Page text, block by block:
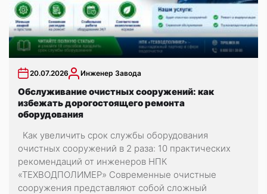
20.07.2026 Инженер Завода
Обслуживание очистных сооружений: как
избежать дорогостоящего ремонта
оборудования
Как увеличить срок службы оборудования
очистных сооружений в 2 раза: 10 практических
рекомендаций от инженеров НПК
«ТЕХВОДПОЛИМЕР» Современные очистные
сооружения представляют собой сложный